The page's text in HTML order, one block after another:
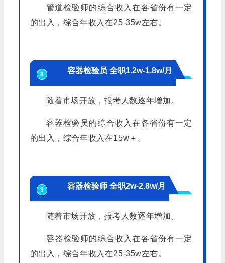
管道检验师的综合收入在各省份有一定
的出入，综合年收入在25-35w左右。
8 容器检验员 全职1.2w-1.8w/月
随着市场开放，报考人数逐年增加。
容器检验员的综合收入在各省份有一定
的出入，综合年收入在15w＋。
9 容器检验师 全职2w-2.8w/月
随着市场开放，报考人数逐年增加。
容器检验师的综合收入在各省份有一定
的出入，综合年收入在25-35w左右。